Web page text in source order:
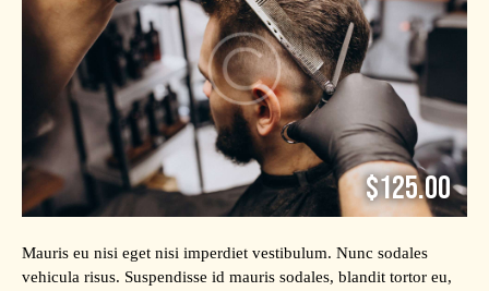
$125.00
Mauris eu nisi eget nisi imperdiet vestibulum. Nunc sodales
vehicula risus. Suspendisse id mauris sodales, blandit tortor eu,